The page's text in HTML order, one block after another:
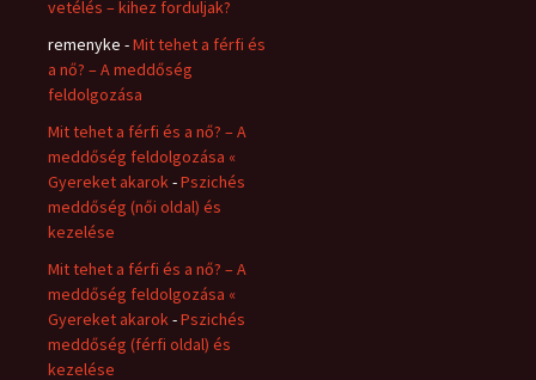
vetélés – kihez forduljak?
remenyke -Mit tehet a férfi és
a nő? – A meddőség
feldolgozása
Mit tehet a férfi és a nő? – A
meddőség feldolgozása «
Gyereket akarok-Pszichés
meddőség (női oldal) és
kezelése
Mit tehet a férfi és a nő? – A
meddőség feldolgozása «
Gyereket akarok-Pszichés
meddőség (férfi oldal) és
kezelése